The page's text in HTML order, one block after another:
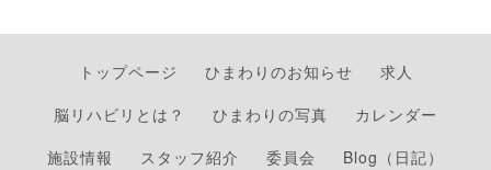
トップページ ひまわりのお知らせ
求人
脳リハビリとは？
ひまわりの写真
カレンダー
施設情報
スタッフ紹介 委員会
Blog（日記）